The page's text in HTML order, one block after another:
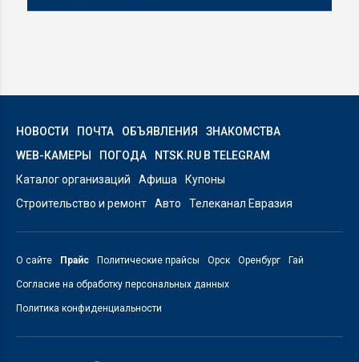
НОВОСТИ ПОЧТА ОБЪЯВЛЕНИЯ
ЗНАКОМСТВА
WEB-КАМЕРЫ
ПОГОДА
NTSK.RU В TELEGRAM
Каталог организаций
Афиша
Купоны
Строительство и ремонт
Авто Телеканал Евразия
О сайте Прайс Политические прайсы Орск Оренбург Гай
Согласие на обработку персональных данных
Политика конфиденциальности